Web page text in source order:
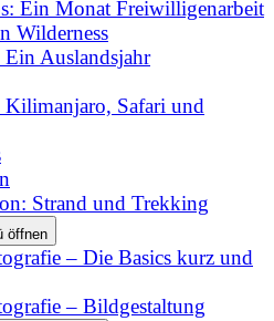
Ein Monat Freiwilligenarbeit
Wilderness
Auslandsjahr
Kilimanjaro, Safari und
Strand und Trekking
öffnen
– Die Basics kurz und
– Bildgestaltung